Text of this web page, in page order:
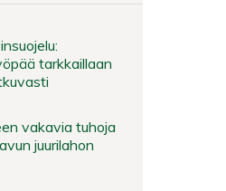
tarkkaillaan
vakavia tuhoja
juurilahon